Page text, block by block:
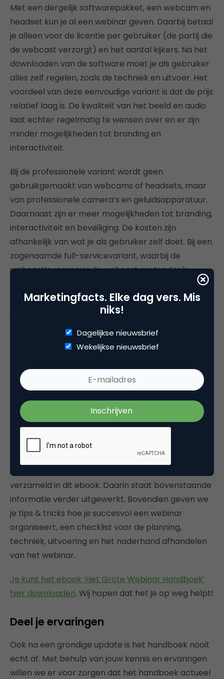
Met een dergelijk softwarepakket, een webcam en
headset kun je al een webinar geven. Daarbij betaal
je alleen voor de licentie per gebruiker (de partij die
de webcast verzorgt) en het aantal kijkers. Na het
downloaden van de software moet je als gebruiker
alles zelf regelen, zoals de techniek en uitvoer. Het
voordeel van deze eenvoudige variant is dat de prijs
relatief laag is. De kwaliteit van het beeld en audio
laat echter regelmatig te wensen over en er zijn
minder mogelijkheden tot branding en
interactiviteit.
Bij de professionele variant wordt geen
gebruikgemaakt van webcams of headsets, maar
van professionele camera’s en geluidsapparatuur.
Daarnaast zijn er meer mogelijkheden tot branding,
interactiviteit en beveiliging. De kosten zijn
afhankelijk van wat je als gebruiker zelf doet. Bij een
zogenaamde full-servicevariant, waarbij de
webcastleverancier de webcast grotendeels
verzorgt, kun je rekenen op een prijs van 3.750 euro
per webinar. Bij een doe-het-zelf-oplossing waarbij
je alleen een licentie afneemt, kun je rekenen op
kunt dan wel onbeperkt webinars uitzenden.
Het Grote Webinar Handboek
Heb je interesse om webinars in te zetten voor jouw
organisatie? Dan geeft het ebook: Het Grote
Webinar Handboek je uitstekend inzicht in de inzet
communicatietool.
Alle relevante informatie omtrent webinars is
verzameld in dit ebook. Daarin staat bovenstaande
informatie verder uitgewerkt. Bovendien geven we
je tips & tricks hoe je succesvol een webinar
organiseert, een checklist voor de planning,
techniek, uitvoering en het naderhand afhandelen
van het webinar.
Je kunt het ebook ‘Het Grote Webinar Handboek’
hier downloaden. Wij hopen dat het je op weg helpt!
Deel je ervaringen
Ook na een grondige update is het handboek nooit
echt af. Met behulp van jouw kennis en ervaringen
willen we er voor zorgen dat het handboek actueel
Marketingfacts. Elke dag vers. Mis
niks!
Dagelijkse nieuwsbrief
Wekelijkse nieuwsbrief